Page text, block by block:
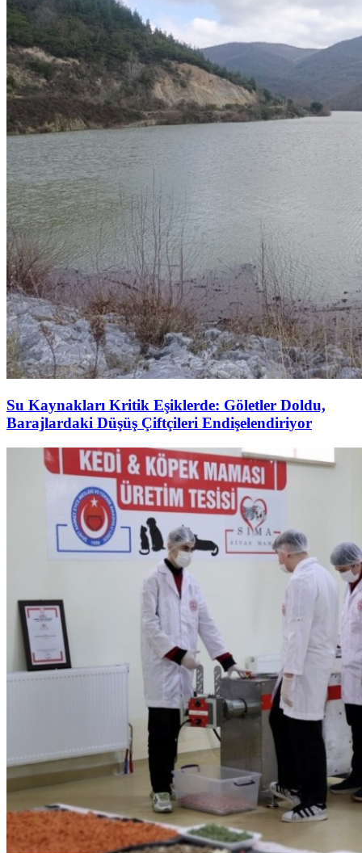
Su Kaynakları Kritik Eşiklerde: Göletler Doldu,
Barajlardaki Düşüş Çiftçileri Endişelendiriyor